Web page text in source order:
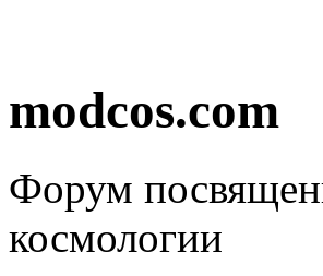
modcos.com
Форум
космологии